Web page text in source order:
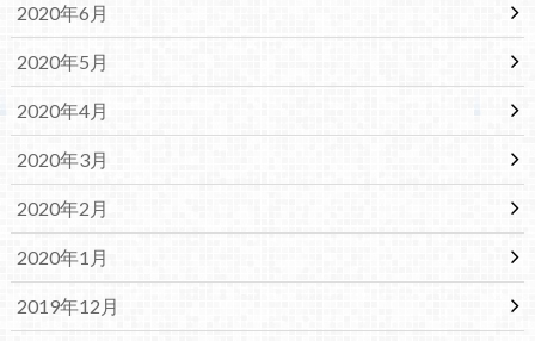
2020年6月
2020年5月
2020年4月
2020年3月
2020年2月
2020年1月
2019年12月